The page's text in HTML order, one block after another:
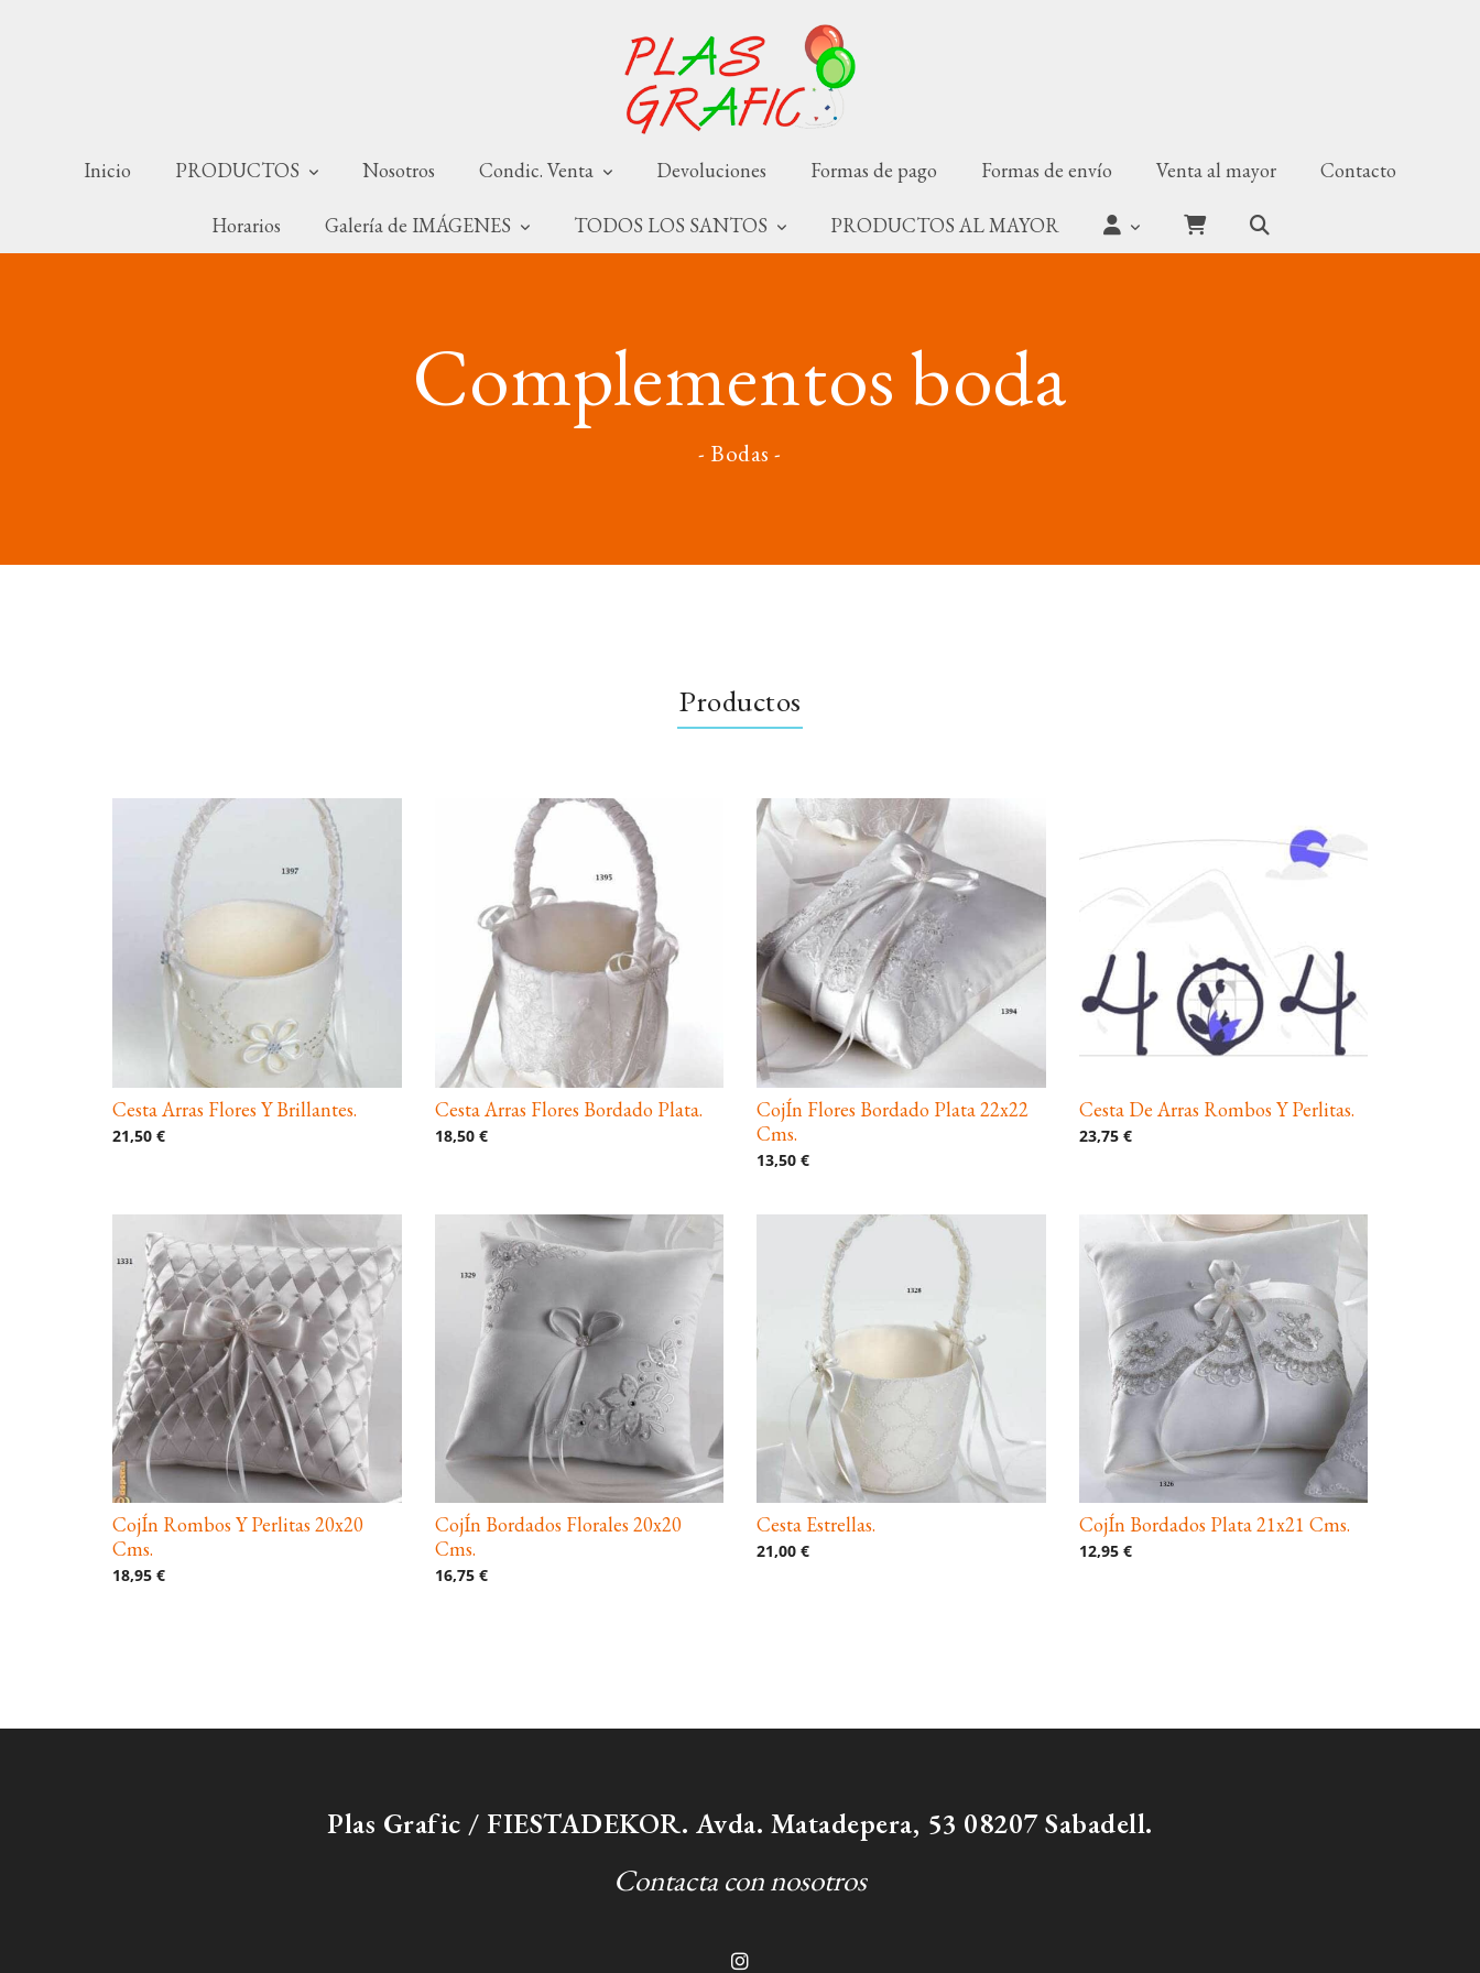
Inicio PRODUCTOS Nosotros Condic. Venta Devoluciones Formas de pago Formas de envío Venta al mayor Contacto
Horarios Galería de IMÁGENES TODOS LOS SANTOS PRODUCTOS AL MAYOR
Complementos boda
- Bodas -
Productos
Cesta Arras Flores Y Brillantes.
21,50 €
Cesta Arras Flores Bordado Plata.
18,50 €
CojÍn Flores Bordado Plata 22x22
Cms.
13,50 €
Cesta De Arras Rombos Y Perlitas.
23,75 €
CojÍn Rombos Y Perlitas 20x20
Cms.
18,95 €
CojÍn Bordados Florales 20x20
Cms.
16,75 €
Cesta Estrellas.
21,00 €
CojÍn Bordados Plata 21x21 Cms.
12,95 €
Plas Grafic / FIESTADEKOR. Avda. Matadepera, 53 08207 Sabadell.
Contacta con nosotros